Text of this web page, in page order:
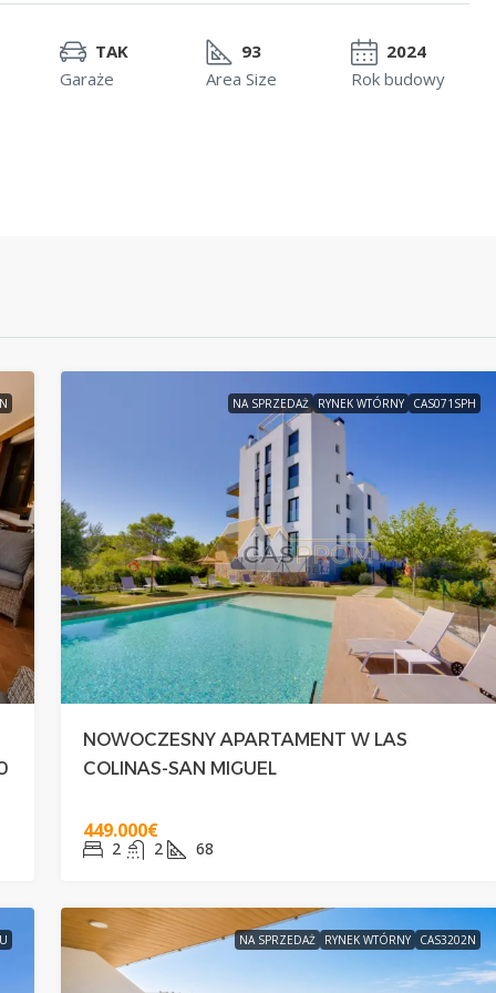
TAK
Garaże
93
Area Size
2024
Rok budowy
NA SPRZEDAŻ RYNEK WTÓRNY CAS071SPH
NOWOCZESNY APARTAMENT W LAS
COLINAS-SAN MIGUEL
449.000€
2 2 68
NA SPRZEDAŻ RYNEK WTÓRNY CAS3202N